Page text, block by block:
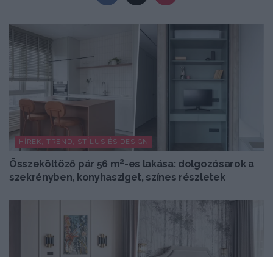
HÍREK, TREND, STÍLUS ÉS DESIGN
Összeköltöző pár 56 m²-es lakása: dolgozósarok a
szekrényben, konyhasziget, színes részletek